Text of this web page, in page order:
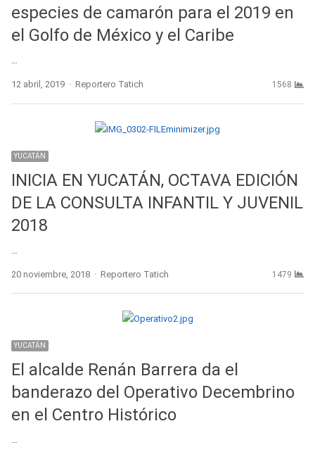
especies de camarón para el 2019 en
el Golfo de México y el Caribe
12 abril, 2019 Author
Reportero Tatich 1568
YUCATÁN
INICIA EN YUCATÁN, OCTAVA EDICIÓN
DE LA CONSULTA INFANTIL Y JUVENIL
2018
20 noviembre, 2018 Author
Reportero Tatich 1479
YUCATÁN
El alcalde Renán Barrera da el
banderazo del Operativo Decembrino
en el Centro Histórico
…